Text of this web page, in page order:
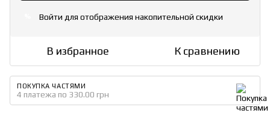
Войти для отображения накопительной скидки
В избранное К сравнению
ПОКУПКА ЧАСТЯМИ
4 платежа по 330.00 грн